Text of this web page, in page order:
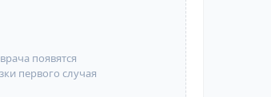
появятся
первого случая